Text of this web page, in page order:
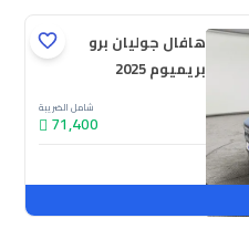
هافال جوليان برو
بريميوم 2025
شامل الضريبة
71,400